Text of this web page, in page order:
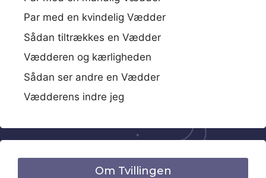
Par med en kvindelig Vædder
Sådan tiltrækkes en Vædder
Vædderen og kærligheden
Sådan ser andre en Vædder
Vædderens indre jeg
Om Tvillingen